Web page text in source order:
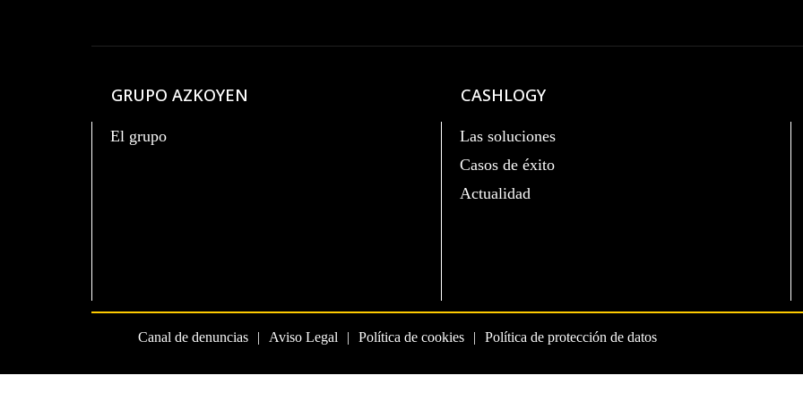
GRUPO AZKOYEN
El grupo
CASHLOGY
Las soluciones
Casos de éxito
Actualidad
Política de protección de datos
Política de cookies
Aviso Legal
Canal de denuncias